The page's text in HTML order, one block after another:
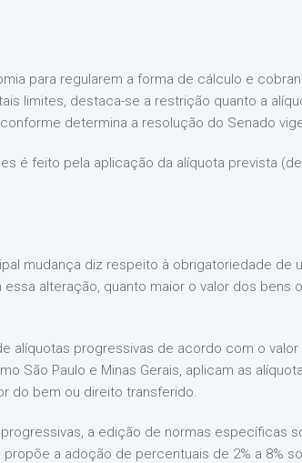
para regularem a forma de cálculo e
limites, destaca-se a restrição quanto a
determina a resolução do Senado
é feito pela aplicação da alíquota prevista
mudança diz respeito à obrigatoriedade de
alteração, quanto maior o valor dos bens
alíquotas progressivas de acordo com o
São Paulo e Minas Gerais, aplicam as
do bem ou direito transferido.
a edição de normas específicas
a adoção de percentuais de 2% a 8%